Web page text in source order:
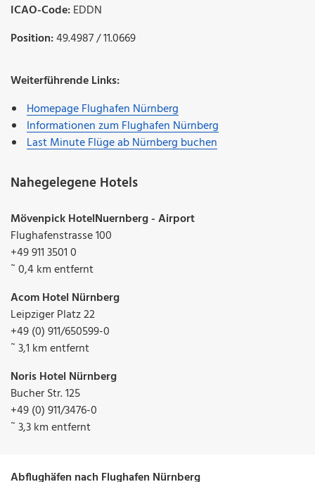
ICAO-Code:EDDN
Position:49.4987 / 11.0669
Weiterführende Links:
Homepage Flughafen Nürnberg
Informationen zum Flughafen Nürnberg
Last Minute Flüge ab Nürnberg buchen
Nahegelegene Hotels
Mövenpick HotelNuernberg - Airport
Flughafenstrasse 100
+49 911 3501 0
˜ 0,4 km entfernt
Acom Hotel Nürnberg
Leipziger Platz 22
+49 (0) 911/650599-0
˜ 3,1 km entfernt
Noris Hotel Nürnberg
Bucher Str. 125
+49 (0) 911/3476-0
˜ 3,3 km entfernt
Abflughäfen nach Flughafen Nürnberg